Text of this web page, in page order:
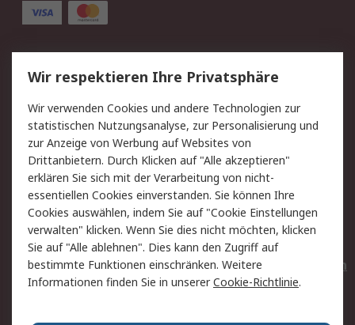
Service
Value Added Services
Lieferlösungen
Rücksendungen
Kontakt
Hilfe
Privatkunden
Rechtliches
AGB
Datenschutz
Cookie-Richtlinie
Zahlungsbedingungen
Copyright/Impressum
Entsorgung
Elektrogeräte/Batterien
Wir respektieren Ihre Privatsphäre
Wir verwenden Cookies und andere Technologien zur
statistischen Nutzungsanalyse, zur Personalisierung und
zur Anzeige von Werbung auf Websites von
Drittanbietern. Durch Klicken auf "Alle akzeptieren"
erklären Sie sich mit der Verarbeitung von nicht-
essentiellen Cookies einverstanden. Sie können Ihre
Cookies auswählen, indem Sie auf "Cookie Einstellungen
verwalten" klicken. Wenn Sie dies nicht möchten, klicken
Sie auf "Alle ablehnen". Dies kann den Zugriff auf
bestimmte Funktionen einschränken. Weitere
Informationen finden Sie in unsererCookie-Richtlinie.